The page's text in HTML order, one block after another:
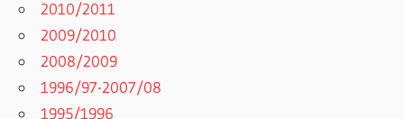
2010/2011
2009/2010
2008/2009
1996/97-2007/08
1995/1996